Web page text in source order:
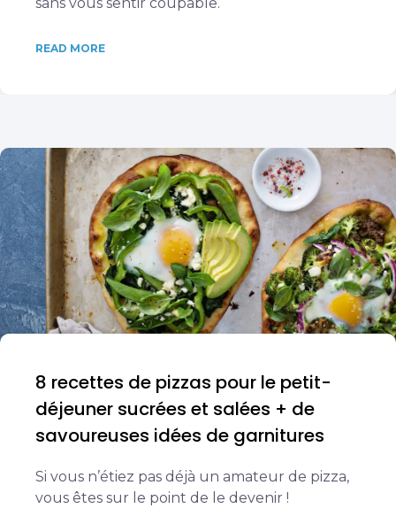
READ MORE
8 recettes de pizzas pour le petit-
déjeuner sucrées et salées + de
savoureuses idées de garnitures
Si vous n’étiez pas déjà un amateur de pizza,
vous êtes sur le point de le devenir !